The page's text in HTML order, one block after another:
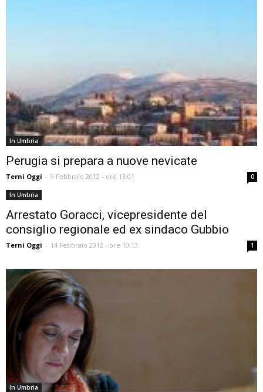
In Umbria
Perugia si prepara a nuove nevicate
Terni Oggi - 9 Febbraio 2012 - ore 13:01 0
In Umbria
Arrestato Goracci, vicepresidente del
consiglio regionale ed ex sindaco Gubbio
Terni Oggi - 14 Febbraio 2012 - ore 10:13 1
In Umbria